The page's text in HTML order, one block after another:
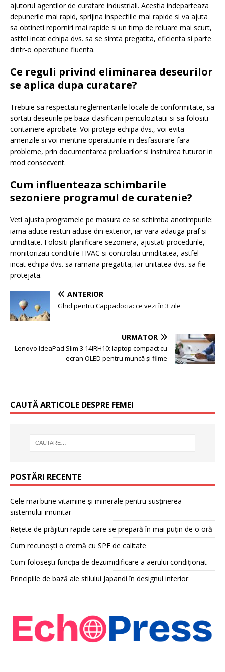
ajutorul agentilor de curatare industriali. Acestia indeparteaza
depunerile mai rapid, sprijina inspectiile mai rapide si va ajuta
sa obtineti reporniri mai rapide si un timp de reluare mai scurt,
astfel incat echipa dvs. sa se simta pregatita, eficienta si parte
dintr-o operatiune fluenta.
Ce reguli privind eliminarea deseurilor
se aplica dupa curatare?
Trebuie sa respectati reglementarile locale de conformitate, sa
sortati deseurile pe baza clasificarii periculozitatii si sa folositi
containere aprobate. Voi proteja echipa dvs., voi evita
amenzile si voi mentine operatiunile in desfasurare fara
probleme, prin documentarea preluarilor si instruirea tuturor in
mod consecvent.
Cum influenteaza schimbarile
sezoniere programul de curatenie?
Veti ajusta programele pe masura ce se schimba anotimpurile:
iarna aduce resturi aduse din exterior, iar vara adauga praf si
umiditate. Folositi planificare sezoniera, ajustati procedurile,
monitorizati conditiile HVAC si controlati umiditatea, astfel
incat echipa dvs. sa ramana pregatita, iar unitatea dvs. sa fie
protejata.
ANTERIOR
Ghid pentru Cappadocia: ce vezi în 3 zile
URMĂTOR
Lenovo IdeaPad Slim 3 14IRH10: laptop compact cu
ecran OLED pentru muncă și filme
CAUTĂ ARTICOLE DESPRE FEMEI
POSTĂRI RECENTE
Cele mai bune vitamine și minerale pentru susținerea
sistemului imunitar
Rețete de prăjituri rapide care se prepară în mai puțin de o oră
Cum recunoști o cremă cu SPF de calitate
Cum folosești funcția de dezumidificare a aerului condiționat
Principiile de bază ale stilului Japandi în designul interior